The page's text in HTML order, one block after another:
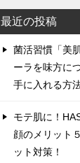
最近の投稿
菌活習慣「美
ーラを味方に
手に入れる方
モテ肌に！
顔のメリット
ット対策！